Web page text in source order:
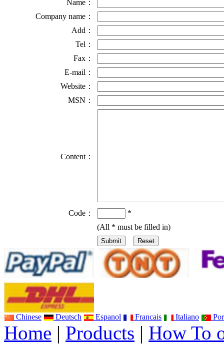
Name：
Company name：
Add：
Tel：
Fax：
E-mail：
Website：
MSN：
Content：
Code：
*
(All * must be filled in)
Chinese Deutsch Espanol Francais Italiano
Home | Products | How To